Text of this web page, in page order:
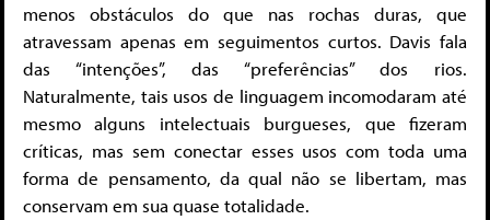
menos obstáculos do que nas rochas duras, que
atravessam apenas em seguimentos curtos. Davis fala
das “intenções”, das “preferências” dos rios.
Naturalmente, tais usos de linguagem incomodaram até
mesmo alguns intelectuais burgueses, que fizeram
críticas, mas sem conectar esses usos com toda uma
forma de pensamento, da qual não se libertam, mas
conservam em sua quase totalidade.